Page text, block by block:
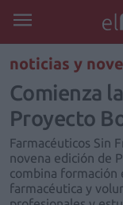
noticias y
Comienza
Proyecto
Farmacéuticos Sin
novena edición de
combina formación
farmacéutica y